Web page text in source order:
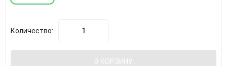
Количество:
В КОРЗИНУ